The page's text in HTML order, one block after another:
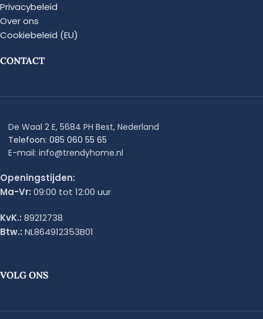
Privacybeleid
Over ons
Cookiebeleid (EU)
CONTACT
De Waal 2 E, 5684 PH Best, Nederland
Telefoon: 085 060 55 65
E-mail: info@trendyhome.nl
Openingstijden:
Ma-Vr: 09:00 tot 12:00 uur
KvK.: 89212738
Btw.: NL864912353B01
VOLG ONS